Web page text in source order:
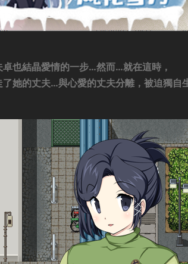
也結晶愛情的一步…然而…就在這時，
她的丈夫…與心愛的丈夫分離，被迫獨自